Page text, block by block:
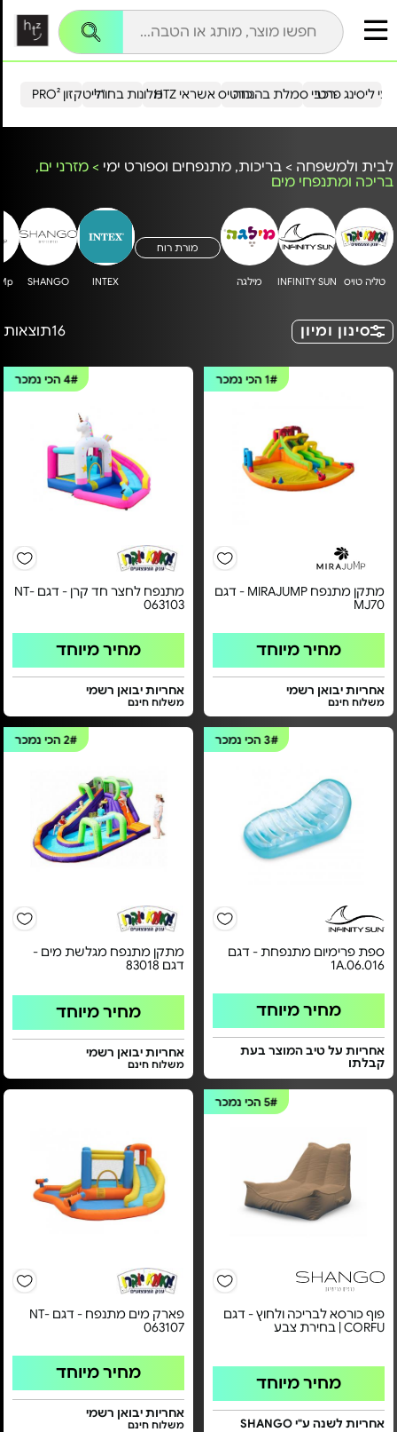
הייטקזון PRO²מלונות בחו"ל כרטיס אשראי HTZ ליסינג פרטירכבי סמלת בהנחה
לבית ולמשפחה > בריכות, מתנפחים וספורט ימי > מזרני ים,
בריכה ומתנפחי מים
טליה טויס INFINITY SUN מילגה
מורת רוח
INTEX
SHANGO
סינון ומיון 16תוצאות
1# הכי נמכר
מתקן מתנפח MIRAJUMP - דגם
MJ70
מחיר מיוחד
אחריות יבואן רשמי
משלוח חינם
4#הכי נמכר
מתנפח לחצר חד קרן - דגם NT-
063103
מחיר מיוחד
אחריות יבואן רשמי
משלוח חינם
3#הכי נמכר
ספת פרימיום מתנפחת - דגם
1A.06.016
מחיר מיוחד
אחריות על טיב המוצר בעת
קבלתו
2#הכי נמכר
מתקן מתנפח מגלשת מים -
דגם 83018
מחיר מיוחד
אחריות יבואן רשמי
משלוח חינם
5# הכי נמכר
פוף כורסא לבריכה ולחוץ - דגם
CORFU | בחירת צבע
מחיר מיוחד
אחריות לשנה ע"י SHANGO
פארק מים מתנפח - דגם NT-
063107
מחיר מיוחד
אחריות יבואן רשמי
משלוח חינם